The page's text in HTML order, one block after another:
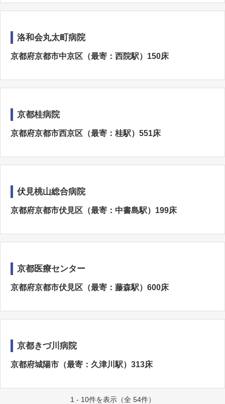
洛和会丸太町病院
京都府京都市中京区（最寄：西院駅）150床
京都桂病院
京都府京都市西京区（最寄：桂駅）551床
伏見桃山総合病院
京都府京都市伏見区（最寄：中書島駅）199床
京都医療センター
京都府京都市伏見区（最寄：藤森駅）600床
京都きづ川病院
京都府城陽市（最寄：久津川駅）313床
1 - 10件を表示（全 54件）